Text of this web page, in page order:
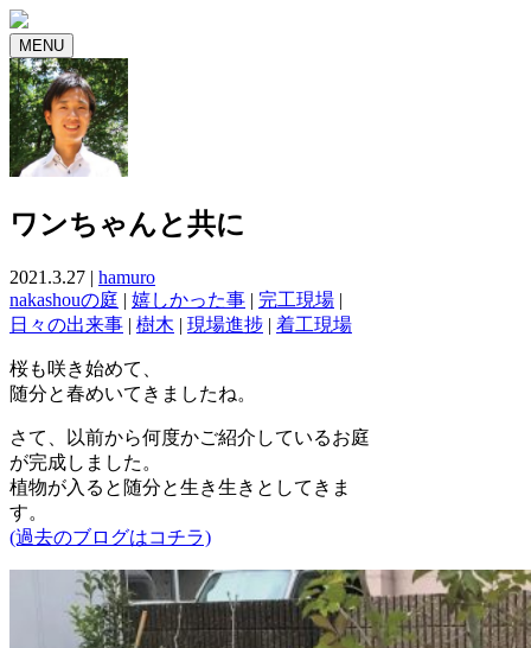
MENU
ワンちゃんと共に
2021.3.27 | hamuro
nakashouの庭 | 嬉しかった事 | 完工現場 |
日々の出来事 | 樹木 | 現場進捗 | 着工現場
桜も咲き始めて、
随分と春めいてきましたね。
さて、以前から何度かご紹介しているお庭
が完成しました。
植物が入ると随分と生き生きとしてきま
す。
(過去のブログはコチラ)